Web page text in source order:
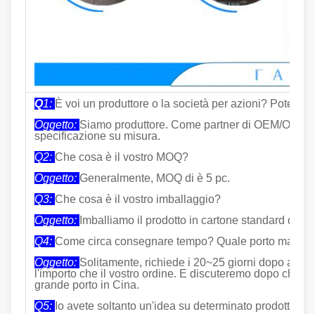
Q1: È voi un produttore o la società per azioni? Potete
Oggetto: Siamo produttore. Come partner di OEM/
specificazione su misura.
Q2: Che cosa è il vostro MOQ?
Oggetto: Generalmente, MOQ di è 5 pc.
Q3: Che cosa è il vostro imballaggio?
Oggetto: Imballiamo il prodotto in cartone standard
Q4: Come circa consegnare tempo? Quale porto
Oggetto: Solitamente, richiede i 20~25 giorni dopo
l'importo che il vostro ordine. E discuteremo dopo che
grande porto in Cina.
Q5: Io avete soltanto un'idea su determinato prodotto,